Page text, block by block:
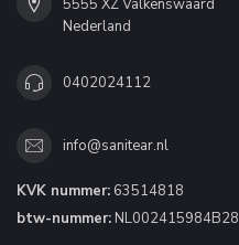
Nederland
0402024112
info@sanitear.nl
KVK nummer: 63514818
btw-nummer: NL002415984B28